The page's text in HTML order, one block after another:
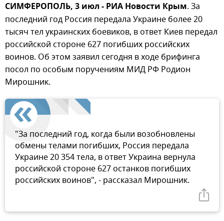
СИМФЕРОПОЛЬ, 3 июл - РИА Новости Крым. За
последний год Россия передала Украине более 20
тысяч тел украинских боевиков, в ответ Киев передал
российской стороне 627 погибших российских
воинов. Об этом заявил сегодня в ходе брифинга
посол по особым поручениям МИД РФ Родион
Мирошник.
"За последний год, когда были возобновлены
обмены телами погибших, Россия передала
Украине 20 354 тела, в ответ Украина вернула
российской стороне 627 останков погибших
российских воинов", - рассказал Мирошник.